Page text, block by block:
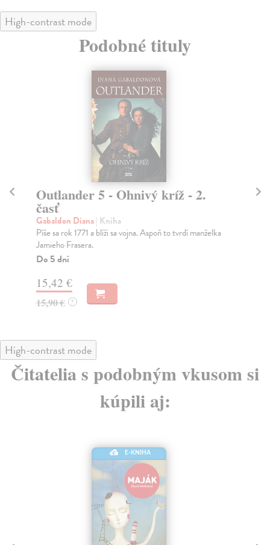
High-contrast mode
Podobné tituly
Outlander 5 - Ohnivý kríž - 2.
časť
Gabaldon Diana| Kniha
Píše sa rok 1771 a blíži sa vojna. Aspoň to tvrdí manželka
Jamieho Frasera.
Do 5 dní
15,42 €
15,90 € ?
High-contrast mode
Čitatelia s podobným vkusom si
kúpili aj:
E-KNIHA